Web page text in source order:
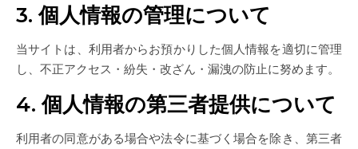
3. 個人情報の管理について
当サイトは、利用者からお預かりした個人情報を適切に管理
し、不正アクセス・紛失・改ざん・漏洩の防止に努めます。
4. 個人情報の第三者提供について
利用者の同意がある場合や法令に基づく場合を除き、第三者